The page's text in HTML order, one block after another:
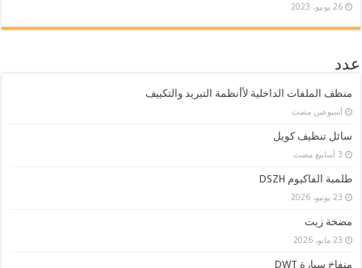
26 يونيو، 2023
عدد
منظف الملفات الداخلية لأأنظمة التبريد والتكييف
‏أسبوعين مضت
سائل تنظيف كويل
طلمبة الفاكيوم DSZH
23 يونيو، 2026
مضخة زيت
23 مايو، 2026
منفاخ سيارة DWT